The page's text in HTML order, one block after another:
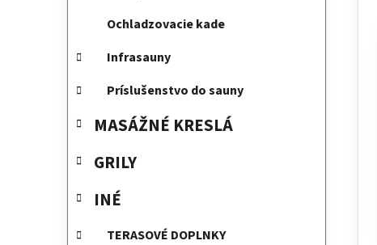
Ochladzovacie kade
Infrasauny
Príslušenstvo do sauny
MASÁŽNÉ KRESLÁ
GRILY
INÉ
TERASOVÉ DOPLNKY